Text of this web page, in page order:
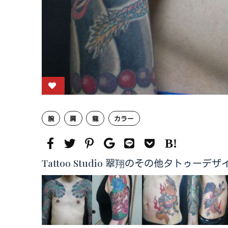
腕 肩 龍 カラー
Tattoo Studio 翠翔のその他タトゥーデザ